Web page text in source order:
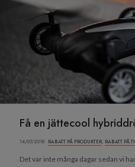
Få en jättecool
14/07/2018 · RABATT PÅ PRODUKTER, RABATT PÅ
Det var inte många dagar sedan vi